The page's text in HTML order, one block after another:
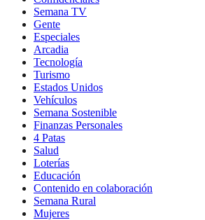
Semana TV
Gente
Especiales
Arcadia
Tecnología
Turismo
Estados Unidos
Vehículos
Semana Sostenible
Finanzas Personales
4 Patas
Salud
Loterías
Educación
Contenido en colaboración
Semana Rural
Mujeres